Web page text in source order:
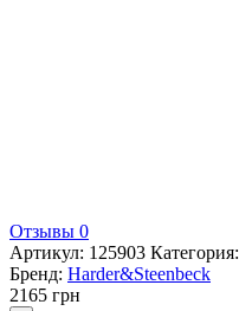
Отзывы 0
Артикул: 125903 Категория:
Бренд: Harder&Steenbeck
2165 грн